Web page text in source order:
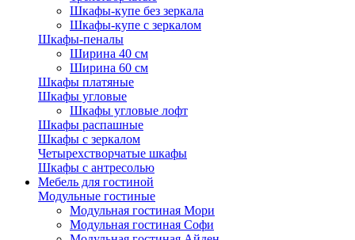
Шкафы-купе без зеркала
Шкафы-купе с зеркалом
Шкафы-пеналы
Ширина 40 см
Ширина 60 см
Шкафы платяные
Шкафы угловые
Шкафы угловые лофт
Шкафы распашные
Шкафы с зеркалом
Четырехстворчатые шкафы
Шкафы с антресолью
Мебель для гостиной
Модульные гостиные
Модульная гостиная Мори
Модульная гостиная Софи